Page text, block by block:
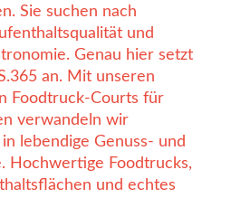
Sie suchen nach
und
Genau hier setzt
an. Mit unseren
Foodtruck-Courts für
verwandeln wir
lebendige Genuss- und
Hochwertige Foodtrucks,
und echtes